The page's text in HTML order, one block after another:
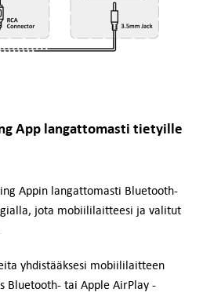
App langattomasti tietyille
Appin langattomasti Bluetooth-
jota mobiililaitteesi ja valitut
yhdistääksesi mobiililaitteen
Bluetooth- tai Apple AirPlay -